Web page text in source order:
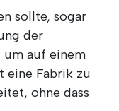
sollte, sogar
der
um auf einem
eine Fabrik zu
ohne dass